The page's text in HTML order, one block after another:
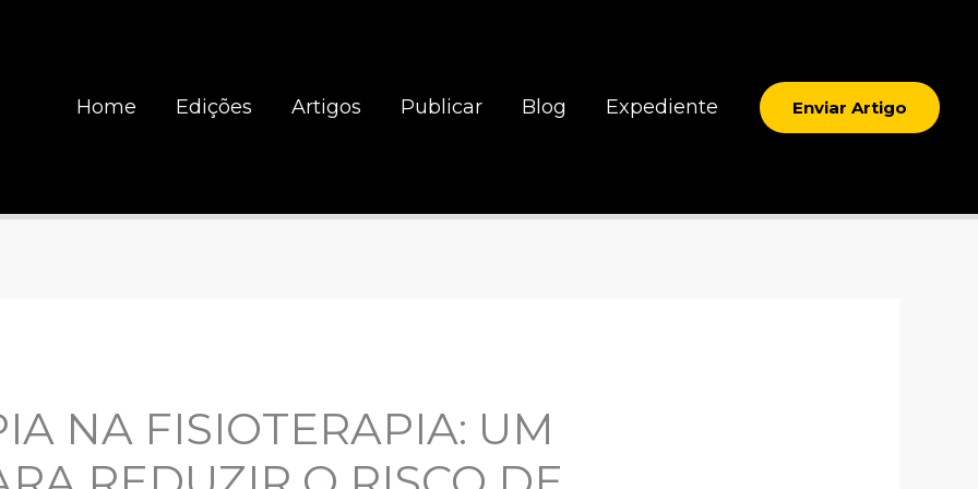
Home Edições Artigos Publicar Blog Expediente Enviar Artigo
NA FISIOTERAPIA: UM